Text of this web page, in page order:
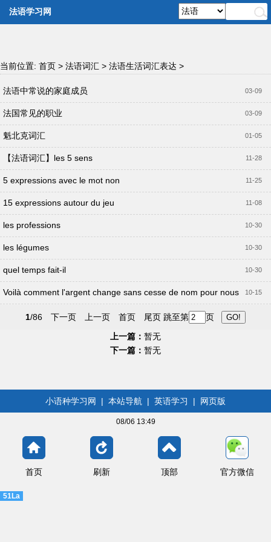
法语学习网
当前位置: 首页 > 法语词汇 > 法语生活词汇表达 >
03-09
法语中常说的家庭成员
03-09
法国常见的职业
01-05
魁北克词汇
11-28
【法语词汇】les 5 sens
11-25
5 expressions avec le mot non
11-08
15 expressions autour du jeu
10-30
les professions
10-30
les légumes
10-30
quel temps fait-il
10-15
Voilà comment l'argent change sans cesse de nom pour nous
échapper
1/86 下一页 上一页 首页 尾页 跳至第
页
上一篇： 暂无
下一篇： 暂无
小语种学习网 | 本站导航 | 英语学习 | 网页版
08/06 13:49
首页 刷新 顶部 官方微信
51La